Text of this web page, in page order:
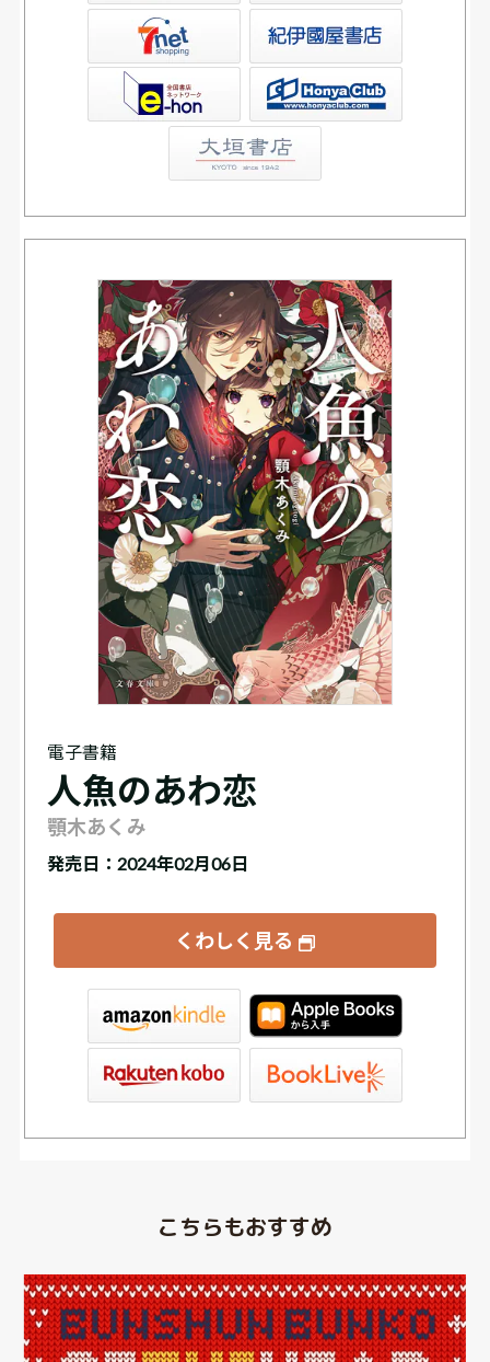
書店ウェブストア
電子書籍
人魚のあわ恋
顎木あくみ
発売日：2024年02月06日
くわしく見る
こちらもおすすめ